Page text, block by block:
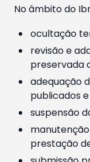
No âmbito do
ocultação
revisão e
preservada
adequação
publicados
suspensão
prestação